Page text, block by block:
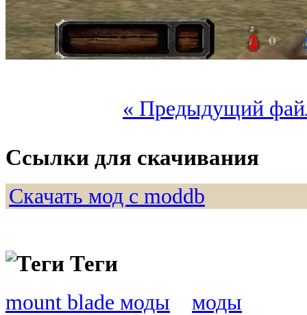
« Предыдущий
Ссылки для скачивания
Скачать мод с moddb
Теги
mount blade моды моды